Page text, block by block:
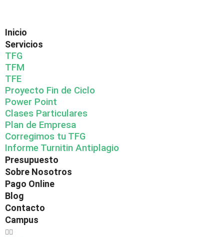
Inicio
Servicios
TFG
TFM
TFE
Proyecto Fin de Ciclo
Power Point
Clases Particulares
Plan de Empresa
Corregimos tu TFG
Informe Turnitin Antiplagio
Presupuesto
Sobre Nosotros
Pago Online
Blog
Contacto
Campus